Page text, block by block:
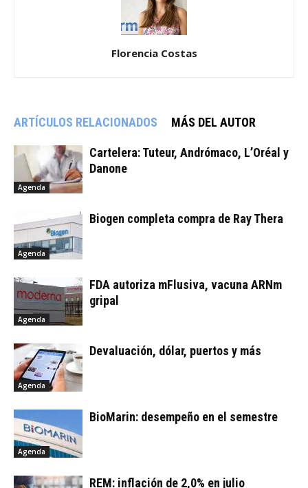
Florencia Costas
ARTÍCULOS RELACIONADOS MÁS DEL AUTOR
Agenda
Cartelera: Tuteur, Andrómaco, L’Oréal y
Danone
Agenda
Biogen completa compra de Ray Thera
Agenda
FDA autoriza mFlusiva, vacuna ARNm
gripal
Agenda
Devaluación, dólar, puertos y más
Agenda
BioMarin: desempeño en el semestre
REM: inflación de 2,0% en julio